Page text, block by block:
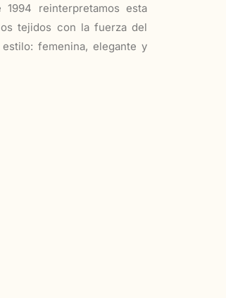
reinterpretamos esta
tejidos con la fuerza del
femenina, elegante y